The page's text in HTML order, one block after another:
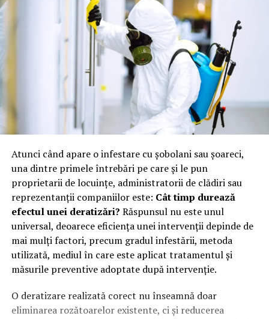
Atunci când apare o infestare cu șobolani sau șoareci,
una dintre primele întrebări pe care și le pun
proprietarii de locuințe, administratorii de clădiri sau
reprezentanții companiilor este: Cât timp durează
efectul unei deratizări? Răspunsul nu este unul
universal, deoarece eficiența unei intervenții depinde de
mai mulți factori, precum gradul infestării, metoda
utilizată, mediul în care este aplicat tratamentul și
măsurile preventive adoptate după intervenție.
O deratizare realizată corect nu înseamnă doar
eliminarea rozătoarelor existente, ci și reducerea